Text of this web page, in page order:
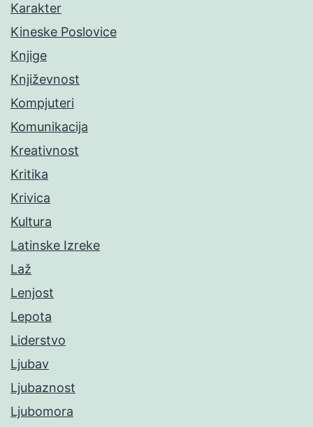
Karakter
Kineske Poslovice
Knjige
Književnost
Kompjuteri
Komunikacija
Kreativnost
Kritika
Krivica
Kultura
Latinske Izreke
Laž
Lenjost
Lepota
Liderstvo
Ljubav
Ljubaznost
Ljubomora